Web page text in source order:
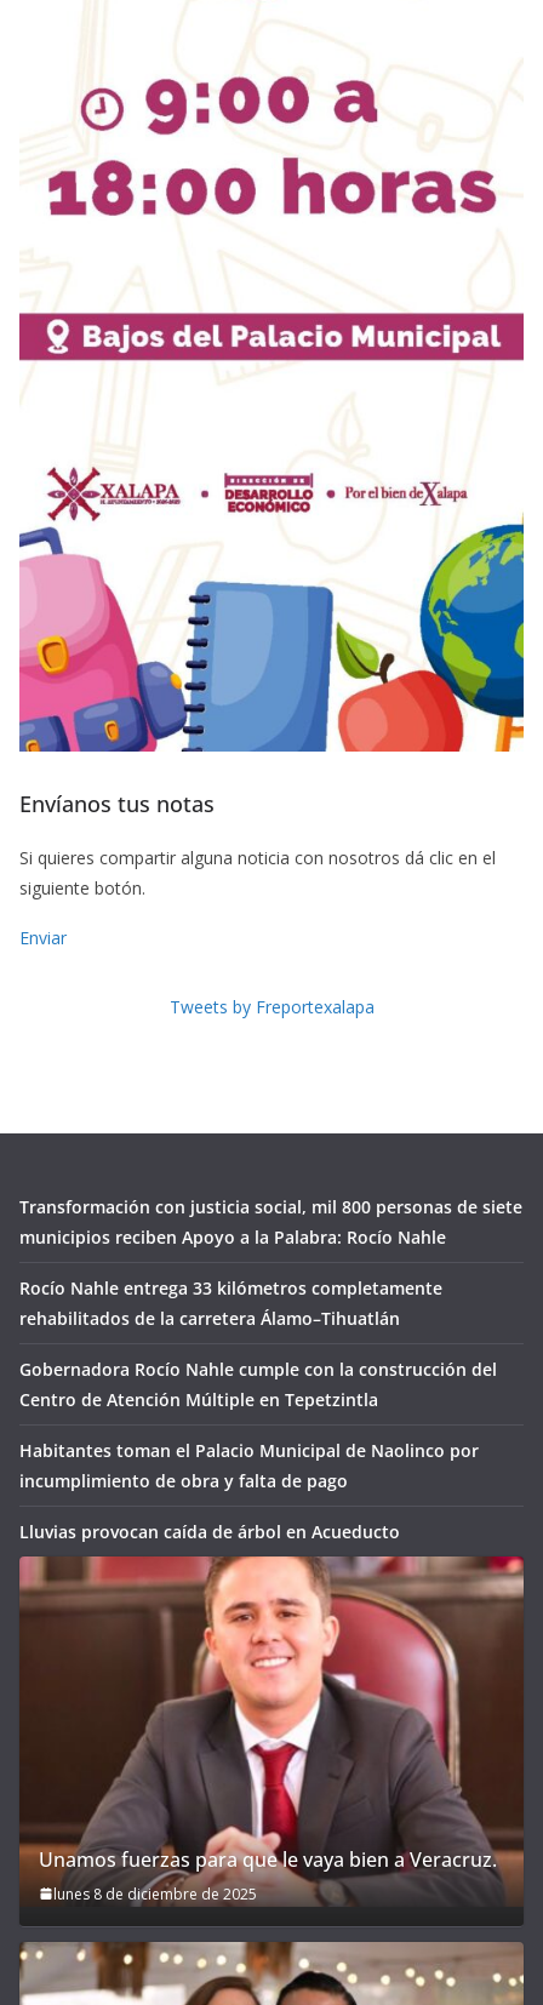
Envíanos tus notas
Si quieres compartir alguna noticia con nosotros dá clic en el
siguiente botón.
Enviar
Tweets by Freportexalapa
Transformación con justicia social, mil 800 personas de siete
municipios reciben Apoyo a la Palabra: Rocío Nahle
Rocío Nahle entrega 33 kilómetros completamente
rehabilitados de la carretera Álamo–Tihuatlán
Gobernadora Rocío Nahle cumple con la construcción del
Centro de Atención Múltiple en Tepetzintla
Habitantes toman el Palacio Municipal de Naolinco por
incumplimiento de obra y falta de pago
Lluvias provocan caída de árbol en Acueducto
Unamos fuerzas para que le vaya bien a Veracruz.
lunes 8 de diciembre de 2025